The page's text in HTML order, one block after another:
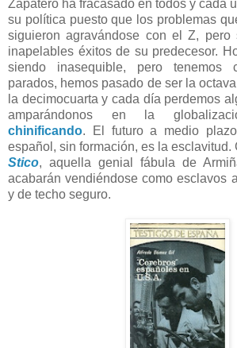
Zapatero ha fracasado en todos y cada
su política puesto que los problemas
siguieron agravándose con el Z,
inapelables éxitos de su predecesor.
siendo inasequible, pero tenemos
parados, hemos pasado de ser la
la decimocuarta y cada día perdemos
amparándonos en la
chinificando. El futuro a medio
español, sin formación, es la esclavitud.
Stico, aquella genial fábula de
acabarán vendiéndose como esclavos
y de techo seguro.